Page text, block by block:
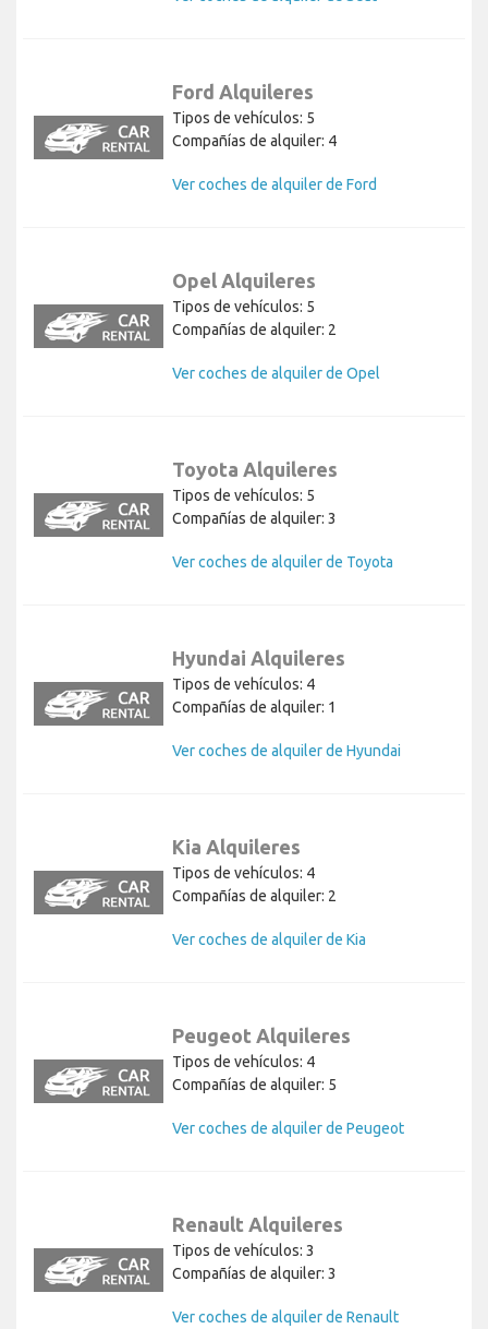
Ford Alquileres
Tipos de vehículos: 5
Compañías de alquiler: 4
Ver coches de alquiler de Ford
Opel Alquileres
Tipos de vehículos: 5
Compañías de alquiler: 2
Ver coches de alquiler de Opel
Toyota Alquileres
Tipos de vehículos: 5
Compañías de alquiler: 3
Ver coches de alquiler de Toyota
Hyundai Alquileres
Tipos de vehículos: 4
Compañías de alquiler: 1
Ver coches de alquiler de Hyundai
Kia Alquileres
Tipos de vehículos: 4
Compañías de alquiler: 2
Ver coches de alquiler de Kia
Peugeot Alquileres
Tipos de vehículos: 4
Compañías de alquiler: 5
Ver coches de alquiler de Peugeot
Renault Alquileres
Tipos de vehículos: 3
Compañías de alquiler: 3
Ver coches de alquiler de Renault